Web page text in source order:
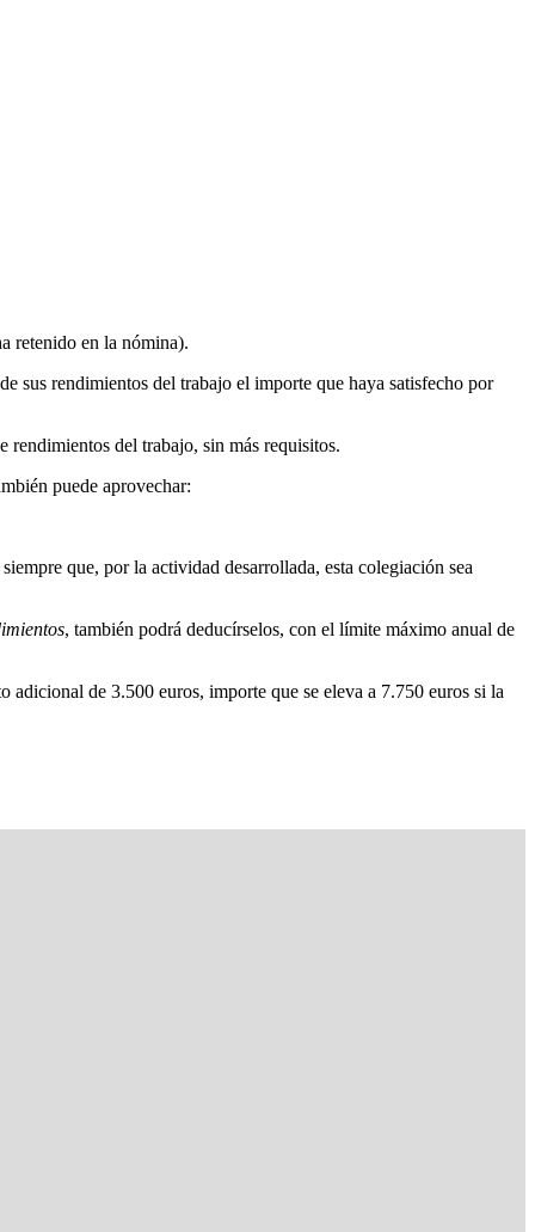
retenido en la nómina).
sus rendimientos del trabajo el importe que haya satisfecho por
rendimientos del trabajo, sin más requisitos.
puede aprovechar:
que, por la actividad desarrollada, esta colegiación sea
, también podrá deducírselos, con el límite máximo anual de
de 3.500 euros, importe que se eleva a 7.750 euros si la